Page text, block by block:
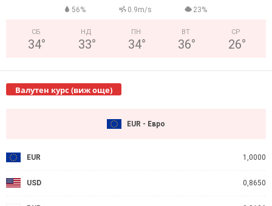
56% 0.9m/s 23%
СБ
34°
НД
33°
ПН
34°
ВТ
36°
СР
26°
Валутен курс (виж още)
EUR - Евро
EUR 1,0000
USD 0,8650